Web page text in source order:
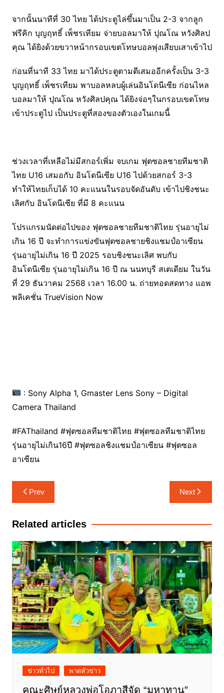
จากนั้นนาทีที่ 30 ไทย ได้ประตูไล่ขึ้นมาเป็น 2-3 จากลูก
ฟรีคิก บุญฤทธิ์ เพ็ชรเทียม จ่ายบอลมาให้ ปุณโณ หวังศิลป
คุณ ได้ยิงด้วยขวาหน้ากรอบเขตโทษบอลพุ่งเสียบเสาเข้าไป
ก่อนที่นาที 33 ไทย มาได้ประตูตามตีเสมออีกครั้งเป็น 3-3
บุญฤทธิ์ เพ็ชรเทียม พาบอลหลบผู้เล่นอินโดนีเซีย ก่อนไหล
บอลมาให้ ปุณโณ หวังศิลปคุณ ได้ยิงจ่อๆในกรอบเขตโทษ
เข้าประตูไป เป็นประตูที่สองของตัวเองในเกมนี้
ช่วงเวลาที่เหลือไม่มีสกอร์เพิ่ม จบเกม ฟุตซอลชายทีมชาติ
ไทย U16 เสมอกับ อินโดนีเซีย U16 ไปด้วยสกอร์ 3-3
ทำให้ไทยเก็บได้ 10 คะแนนในรอบจัดอันดับ เข้าไปชิงชนะ
เลิศกับ อินโดนีเซีย ที่มี 8 คะแนน
โปรแกรมนัดต่อไปของ ฟุตซอลชายทีมชาติไทย รุ่นอายุไม่
เกิน 16 ปี จะทำการแข่งขันฟุตซอลชายชิงแชมป์อาเซียน
รุ่นอายุไม่เกิน 16 ปี 2025 รอบชิงชนะเลิศ พบกับ
อินโดนีเซีย รุ่นอายุไม่เกิน 16 ปี ณ นนทบุรี สเตเดียม ในวัน
ที่ 29 ธันวาคม 2568 เวลา 16.00 น. ถ่ายทอดสดทาง แอพ
พลิเคชั่น TrueVision Now
: Sony Alpha 1, Gmaster Lens Sony – Digital
Camera Thailand
#FAThailand #ฟุตซอลทีมชาติไทย #ฟุตซอลทีมชาติไทย
รุ่นอายุไม่เกิน16ปี #ฟุตซอลชิงแชมป์อาเซียน #ฟุตซอล
อาเซียน
แนะแนว
เรื่อง
Prev Next
Related articles
ข่าวทั่วไป พาดหัวข่าว
คณะศิษย์หลวงพ่อโอภาสีจัด “มหาทาน”